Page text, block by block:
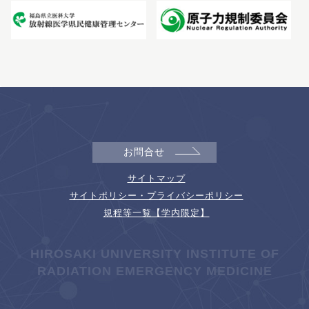
お問合せ
サイトマップ
サイトポリシー・プライバシーポリシー
規程等一覧【学内限定】
HIROSAKI UNIVERSITY INSTITUTE OF
RADIATION EMERGENCY MEDICINE